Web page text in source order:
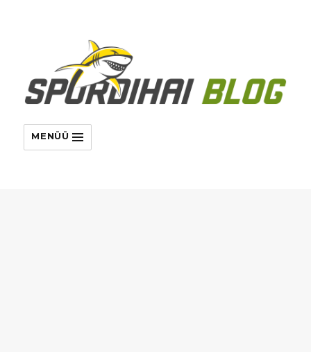
MENÜÜ